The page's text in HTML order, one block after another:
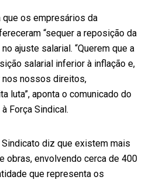
que os empresários da
“sequer a reposição da
ajuste salarial. “Querem que a
salarial inferior à inflação e,
nos nossos direitos,
luta”, aponta o comunicado do
Força Sindical.
Sindicato diz que existem mais
obras, envolvendo cerca de 400
que representa os